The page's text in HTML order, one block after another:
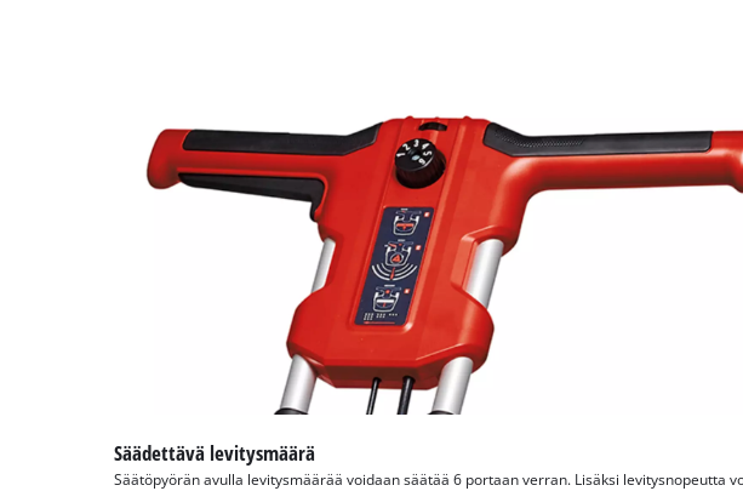
Säädettävä levitysmäärä
Säätöpyörän avulla levitysmäärää voidaan säätää 6 portaan verran. Lisäksi levitysnopeutta